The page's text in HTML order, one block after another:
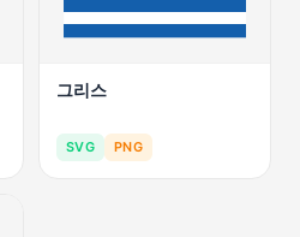
그리스
SVG PNG